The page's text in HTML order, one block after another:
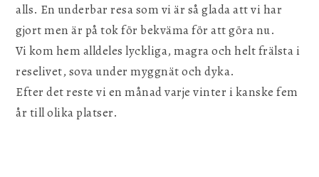
alls. En underbar resa som vi är så glada att vi har
gjort men är på tok för bekväma för att göra nu.
Vi kom hem alldeles lyckliga, magra och helt frälsta i
reselivet, sova under myggnät och dyka.
Efter det reste vi en månad varje vinter i kanske fem
år till olika platser.